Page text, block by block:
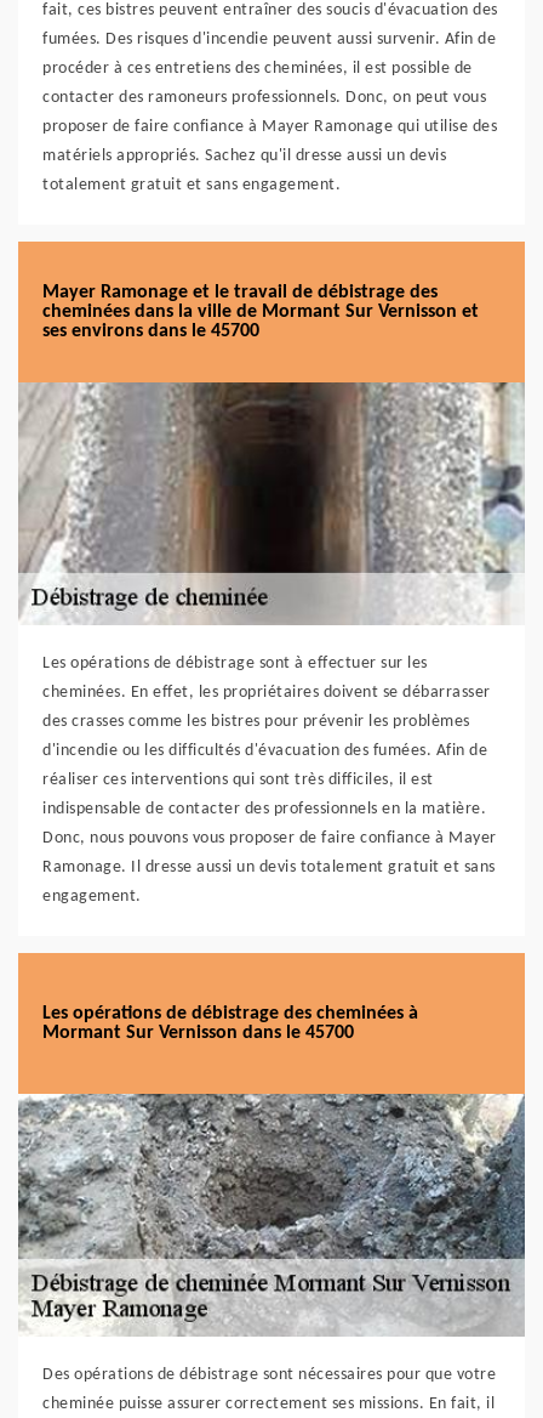
fait, ces bistres peuvent entraîner des soucis d'évacuation des
fumées. Des risques d'incendie peuvent aussi survenir. Afin de
procéder à ces entretiens des cheminées, il est possible de
contacter des ramoneurs professionnels. Donc, on peut vous
proposer de faire confiance à Mayer Ramonage qui utilise des
matériels appropriés. Sachez qu'il dresse aussi un devis
totalement gratuit et sans engagement.
Mayer Ramonage et le travail de débistrage des
cheminées dans la ville de Mormant Sur Vernisson et
ses environs dans le 45700
Les opérations de débistrage sont à effectuer sur les
cheminées. En effet, les propriétaires doivent se débarrasser
des crasses comme les bistres pour prévenir les problèmes
d'incendie ou les difficultés d'évacuation des fumées. Afin de
réaliser ces interventions qui sont très difficiles, il est
indispensable de contacter des professionnels en la matière.
Donc, nous pouvons vous proposer de faire confiance à Mayer
Ramonage. Il dresse aussi un devis totalement gratuit et sans
engagement.
Les opérations de débistrage des cheminées à
Mormant Sur Vernisson dans le 45700
Des opérations de débistrage sont nécessaires pour que votre
cheminée puisse assurer correctement ses missions. En fait, il